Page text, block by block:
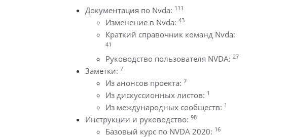
Документация по Nvda: 111
Изменение в Nvda: 43
Краткий справочник команд Nvda:
41
Руководство пользователя NVDA: 27
Заметки: 7
Из анонсов проекта: 7
Из дискуссионных листов: 1
Из международных сообществ: 1
Инструкции и руководство: 98
Базовый курс по NVDA 2020: 16